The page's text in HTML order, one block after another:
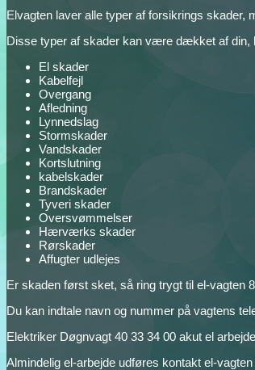
Elvagten laver alle typer af forsikrings skader,
Disse typer af skader kan være dækket af din,
El skader
Kabelfejl
Overgang
Afledning
Lynnedslag
Stormskader
Vandskader
Kortslutning
kabelskader
Brandskader
Tyveri skader
Oversvømmelser
Hærværks skader
Rørskader
Affugter udlejes
Er skaden først sket, så ring trygt til el-vagten
Du kan indtale navn og nummer på vagtens
Elektriker Døgnvagt 40 33 34 00 akut el
Almindelig el-arbejde udføres kontakt el-